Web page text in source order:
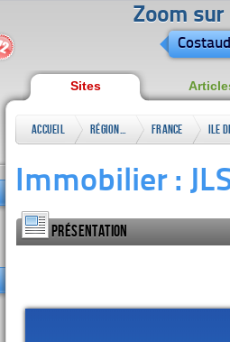
Zoom sur
Sites
Accueil Régional France
Ile
Immobilier :
Présentation